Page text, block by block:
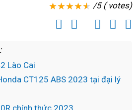
Z900
hàng
tại
Thanh
/5 ( votes)
Lào Cai
CT125 ABS 2023 tại đại lý